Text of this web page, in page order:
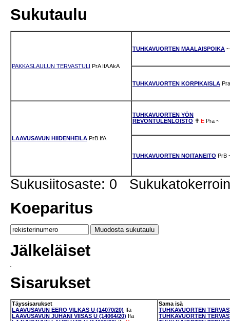
Sukutaulu
PAKKASLAULUN TERVASTULI PrA IfAAkA
TUHKAVUORTEN MAALAISPOIKA ~
TUHKAVUORTEN KORPIKAISLA Pra
LAAVUSAVUN HIIDENHEILA PrB IfA
TUHKAVUORTEN YÖN
REVONTULENLOISTO ✝ E Pra ~
TUHKAVUORTEN NOITANEITO PrB
Sukusiitosaste: 0
Koeparitus
Jälkeläiset
Sisarukset
Täyssisarukset
LAAVUSAVUN EERO VILKAS U (14070/20) Ifa
LAAVUSAVUN JUHANI VIISAS U (14064/20) Ifa
Sama isä
TUHKAVUORTEN
TUHKAVUORTEN